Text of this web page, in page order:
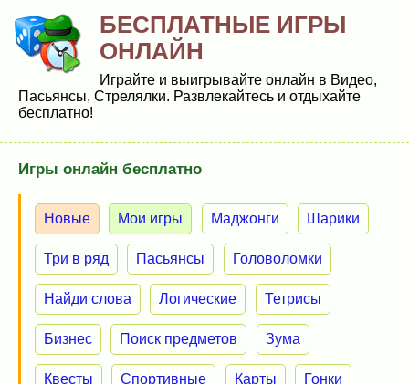
БЕСПЛАТНЫЕ ИГРЫ
ОНЛАЙН
Играйте и выигрывайте онлайн в Видео,
Пасьянсы, Стрелялки. Развлекайтесь и отдыхайте
бесплатно!
Игры онлайн бесплатно
Новые Мои игры Маджонги Шарики
Три в ряд Пасьянсы Головоломки
Найди слова Логические Тетрисы
Бизнес Поиск предметов Зума
Квесты Спортивные Карты Гонки